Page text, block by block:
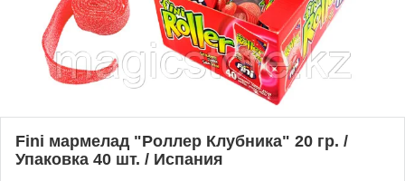
Fini мармелад "Роллер Клубника" 20 гр. /
Упаковка 40 шт. / Испания